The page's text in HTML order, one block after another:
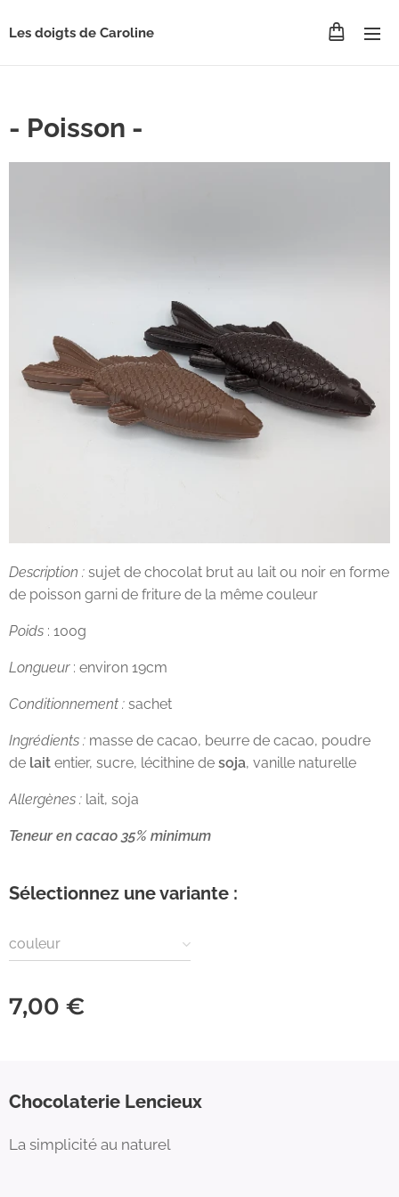
Les doigts de Caroline
- Poisson -
Description : sujet de chocolat brut au lait ou noir en forme
de poisson garni de friture de la même couleur
Poids : 100g
Longueur : environ 19cm
Conditionnement : sachet
Ingrédients : masse de cacao, beurre de cacao, poudre
de lait entier, sucre, lécithine de soja, vanille naturelle
Allergènes : lait, soja
Teneur en cacao 35% minimum
Sélectionnez une variante :
couleur
7,00 €
Chocolaterie Lencieux
La simplicité au naturel